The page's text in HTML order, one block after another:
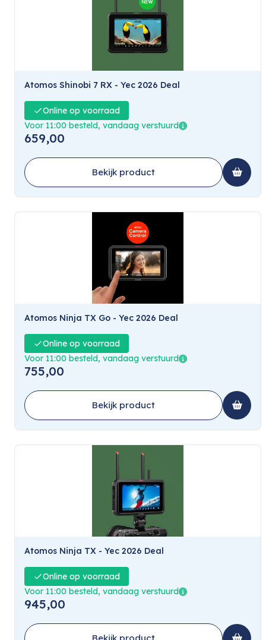
Atomos Shinobi 7 RX - Yec 2026 Deal
Online op voorraad
Voor 11:00 besteld, vandaag verstuurd
659,00
Bekijk product
Atomos Ninja TX Go - Yec 2026 Deal
Online op voorraad
Voor 11:00 besteld, vandaag verstuurd
755,00
Bekijk product
Atomos Ninja TX - Yec 2026 Deal
Online op voorraad
Voor 11:00 besteld, vandaag verstuurd
945,00